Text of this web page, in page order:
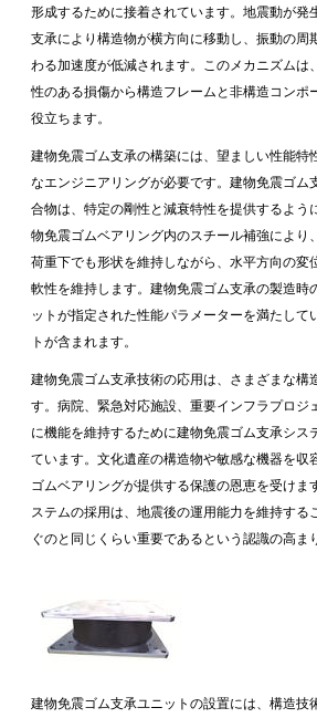
形成するために接着されています。地震動が発
支承により構造物が横方向に移動し、振動の周
わる加速度が低減されます。このメカニズムは
性のある損傷から構造フレームと非構造コンポ
役立ちます。
建物免震ゴム支承の構築には、望ましい性能特
なエンジニアリングが必要です。建物免震ゴム
合物は、特定の剛性と減衰特性を提供するよう
物免震ゴムベアリング内のスチール補強により
荷重下でも形状を維持しながら、水平方向の変
軟性を維持します。建物免震ゴム支承の製造時
ットが指定された性能パラメーターを満たして
トが含まれます。
建物免震ゴム支承技術の応用は、さまざまな構
す。病院、緊急対応施設、重要インフラプロジ
に機能を維持するために建物免震ゴム支承シス
ています。文化遺産の構造物や敏感な機器を収
ゴムベアリングが提供する保護の恩恵を受けま
ステムの採用は、地震後の運用能力を維持する
ぐのと同じくらい重要であるという認識の高ま
建物免震ゴム支承ユニットの設置には、構造技